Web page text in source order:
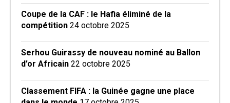
Coupe de la CAF : le Hafia éliminé de la
compétition 24 octobre 2025
Serhou Guirassy de nouveau nominé au Ballon
d’or Africain 22 octobre 2025
Classement FIFA : la Guinée gagne une place